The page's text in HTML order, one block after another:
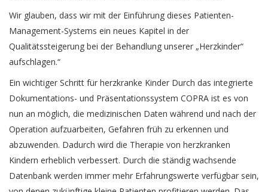
Wir glauben, dass wir mit der Einführung dieses Patienten-
Management-Systems ein neues Kapitel in der
Qualitätssteigerung bei der Behandlung unserer „Herzkinder“
aufschlagen.“
Ein wichtiger Schritt für herzkranke Kinder Durch das integrierte
Dokumentations- und Präsentationssystem COPRA ist es von
nun an möglich, die medizinischen Daten während und nach der
Operation aufzuarbeiten, Gefahren früh zu erkennen und
abzuwenden. Dadurch wird die Therapie von herzkranken
Kindern erheblich verbessert. Durch die ständig wachsende
Datenbank werden immer mehr Erfahrungswerte verfügbar sein,